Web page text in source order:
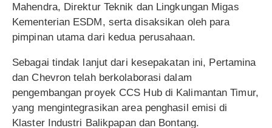
Mahendra, Direktur Teknik dan Lingkungan Migas
Kementerian ESDM, serta disaksikan oleh para
pimpinan utama dari kedua perusahaan.
Sebagai tindak lanjut dari kesepakatan ini, Pertamina
dan Chevron telah berkolaborasi dalam
pengembangan proyek CCS Hub di Kalimantan Timur,
yang mengintegrasikan area penghasil emisi di
Klaster Industri Balikpapan dan Bontang.